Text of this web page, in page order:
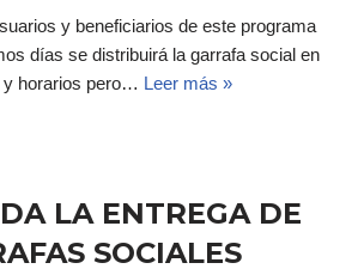
y beneficiarios de este programa
días se distribuirá la garrafa social en
y horarios pero… Leer más »
LA ENTREGA DE
SOCIALES